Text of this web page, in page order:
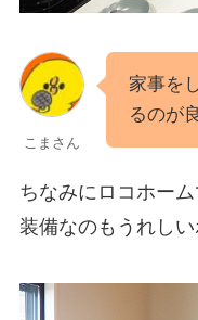
こまさん
家事を
るのが
ちなみにロコホー
装備なのもうれしい